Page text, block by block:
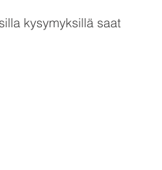
kysymyksillä saat